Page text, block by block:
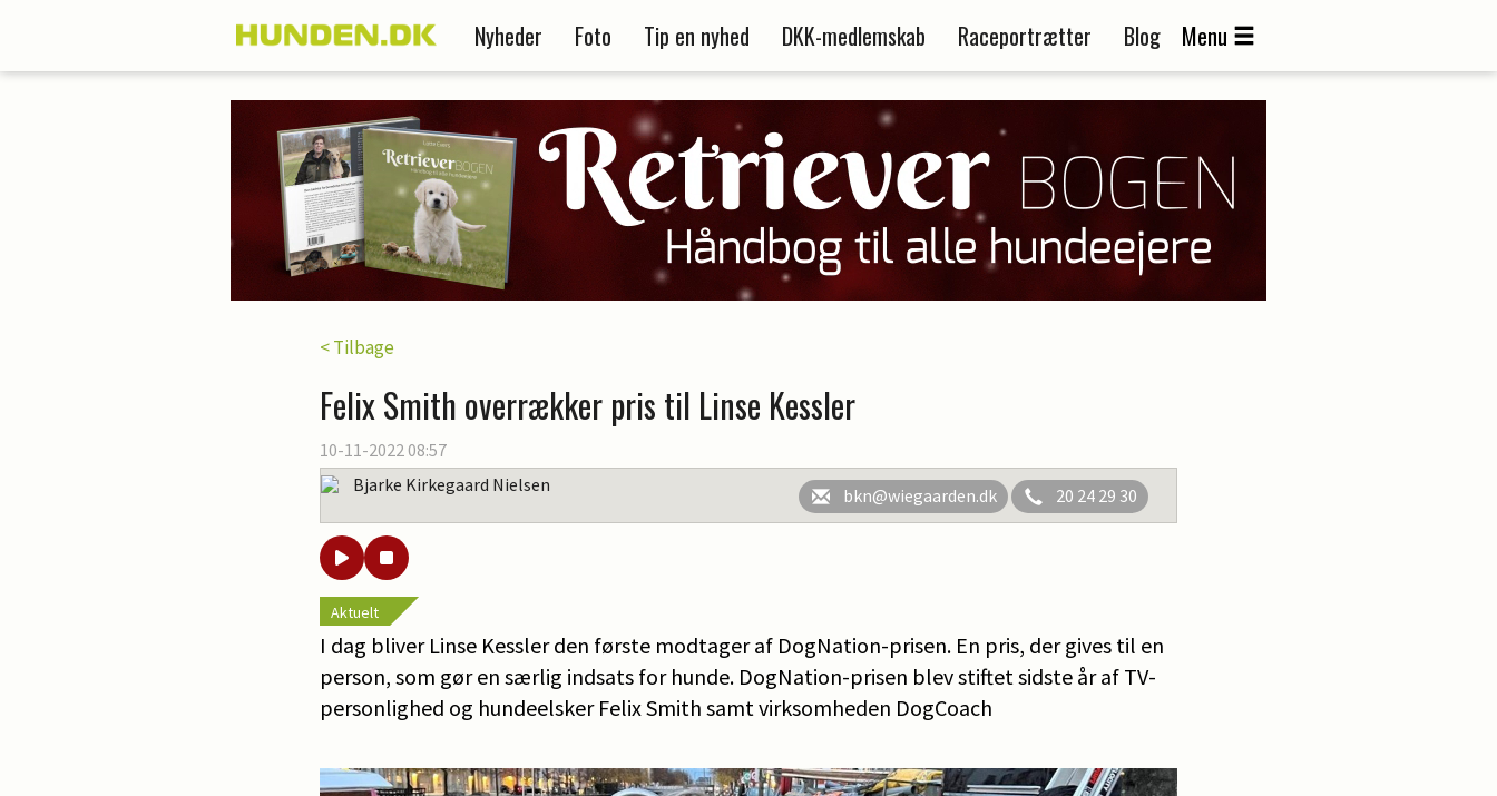
Nyheder Foto Tip en nyhed DKK-medlemskab Raceportrætter Blog Menu
< Tilbage
Felix Smith overrækker pris til Linse Kessler
10-11-2022 08:57
Bjarke Kirkegaard Nielsen
bkn@wiegaarden.dk 20 24 29 30
Aktuelt
I dag bliver Linse Kessler den første modtager af DogNation-prisen. En pris, der gives til en
person, som gør en særlig indsats for hunde. DogNation-prisen blev stiftet sidste år af TV-
personlighed og hundeelsker Felix Smith samt virksomheden DogCoach